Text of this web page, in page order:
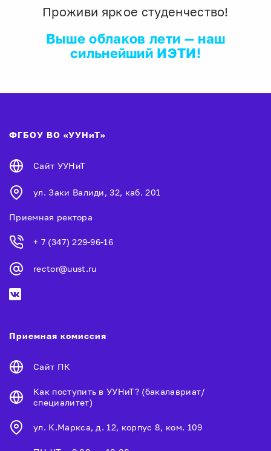
Проживи яркое студенчество!
Выше облаков лети — наш
сильнейший ИЭТИ!
ФГБОУ ВО «УУНиТ»
Сайт УУНиТ
ул. Заки Валиди, 32, каб. 201
Приемная ректора
+ 7 (347) 229-96-16
rector@uust.ru
Приемная комиссия
Сайт ПК
Как поступить в УУНиТ? (бакалавриат/
специалитет)
ул. К.Маркса, д. 12, корпус 8, ком. 109